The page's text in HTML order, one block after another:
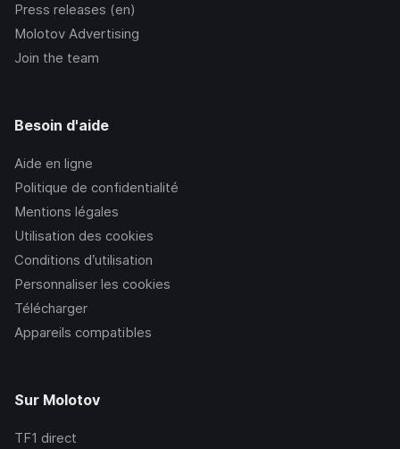
Press releases (en)
Molotov Advertising
Join the team
Besoin d'aide
Aide en ligne
Politique de confidentialité
Mentions légales
Utilisation des cookies
Conditions d’utilisation
Personnaliser les cookies
Télécharger
Appareils compatibles
Sur Molotov
TF1 direct